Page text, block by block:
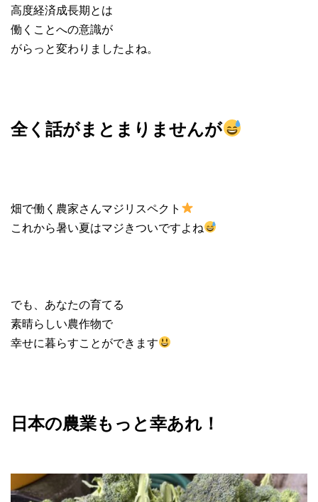
高度経済成長期とは
働くことへの意識が
がらっと変わりましたよね。
全く話がまとまりませんが
畑で働く農家さんマジリスペクト
これから暑い夏はマジきついですよね
でも、あなたの育てる
素晴らしい農作物で
幸せに暮らすことができます
日本の農業もっと幸あれ！